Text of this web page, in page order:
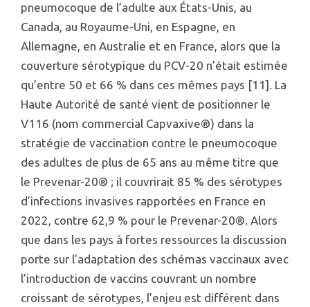
pneumocoque de l’adulte aux États-Unis, au
Canada, au Royaume-Uni, en Espagne, en
Allemagne, en Australie et en France, alors que la
couverture sérotypique du PCV-20 n’était estimée
qu’entre 50 et 66 % dans ces mêmes pays [11]. La
Haute Autorité de santé vient de positionner le
V116 (nom commercial Capvaxive®) dans la
stratégie de vaccination contre le pneumocoque
des adultes de plus de 65 ans au même titre que
le Prevenar-20® ; il couvrirait 85 % des sérotypes
d’infections invasives rapportées en France en
2022, contre 62,9 % pour le Prevenar-20®. Alors
que dans les pays à fortes ressources la discussion
porte sur l’adaptation des schémas vaccinaux avec
l’introduction de vaccins couvrant un nombre
croissant de sérotypes, l’enjeu est différent dans